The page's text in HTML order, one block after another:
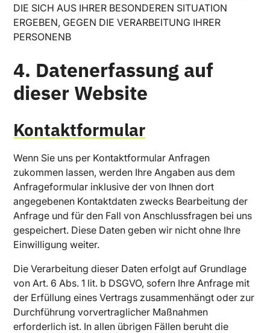
DIE SICH AUS IHRER BESONDEREN SITUATION
ERGEBEN, GEGEN DIE VERARBEITUNG IHRER
PERSONENB
4. Datenerfassung auf
dieser Website
Kontaktformular
Wenn Sie uns per Kontaktformular Anfragen
zukommen lassen, werden Ihre Angaben aus dem
Anfrageformular inklusive der von Ihnen dort
angegebenen Kontaktdaten zwecks Bearbeitung der
Anfrage und für den Fall von Anschlussfragen bei uns
gespeichert. Diese Daten geben wir nicht ohne Ihre
Einwilligung weiter.
Die Verarbeitung dieser Daten erfolgt auf Grundlage
von Art. 6 Abs. 1 lit. b DSGVO, sofern Ihre Anfrage mit
der Erfüllung eines Vertrags zusammenhängt oder zur
Durchführung vorvertraglicher Maßnahmen
erforderlich ist. In allen übrigen Fällen beruht die